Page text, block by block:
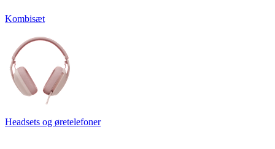
Kombisæt
Headsets og øretelefoner